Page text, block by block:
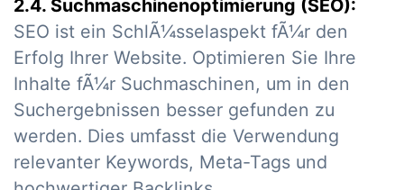
2.4. Suchmaschinenoptimierung (SEO):
SEO ist ein SchlÃ¼sselaspekt fÃ¼r den
Erfolg Ihrer Website. Optimieren Sie Ihre
Inhalte fÃ¼r Suchmaschinen, um in den
Suchergebnissen besser gefunden zu
werden. Dies umfasst die Verwendung
relevanter Keywords, Meta-Tags und